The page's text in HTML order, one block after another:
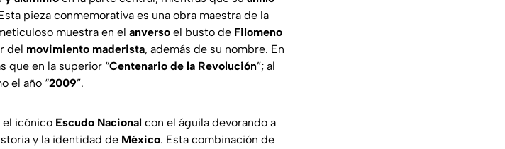
pieza conmemorativa es una obra maestra de la
muestra en el anverso el busto de Filomeno
del movimiento maderista, además de su nombre. En
que en la superior “Centenario de la Revolución”; al
el año “2009”.
el icónico Escudo Nacional con el águila devorando a
y la identidad de México. Esta combinación de